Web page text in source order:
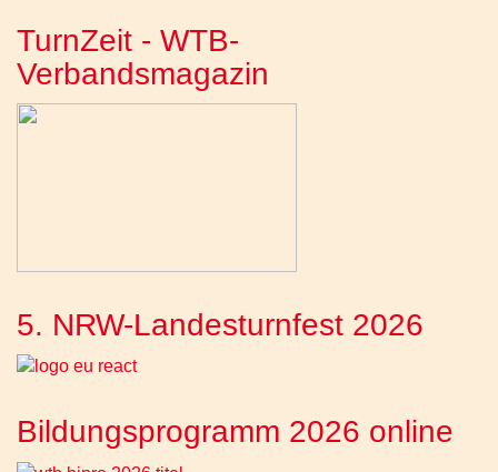
TurnZeit - WTB-
Verbandsmagazin
5. NRW-Landesturnfest 2026
Bildungsprogramm 2026 online